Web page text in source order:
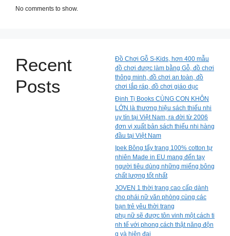
No comments to show.
Recent
Posts
Đồ Chơi Gỗ S-Kids, hơn 400 mẫu
đồ chơi được làm bằng Gỗ, đồ chơi
thông minh, đồ chơi an toàn, đồ
chơi lắp ráp, đồ chơi giáo dục
Đinh Tị Books CÙNG CON KHÔN
LỚN là thương hiệu sách thiếu nhi
uy tín tại Việt Nam, ra đời từ 2006
đơn vị xuất bản sách thiếu nhi hàng
đầu tại Việt Nam
Ipek Bông tẩy trang 100% cotton tự
nhiên Made in EU mang đến tay
người tiêu dùng những miếng bông
chất lượng tốt nhất
JOVEN 1 thời trang cao cấp dành
cho phái nữ văn phòng cùng các
bạn trẻ yêu thời trang
phụ nữ sẽ được tôn vinh một cách ti
nh tế với phong cách thật năng độn
g và hiện đại